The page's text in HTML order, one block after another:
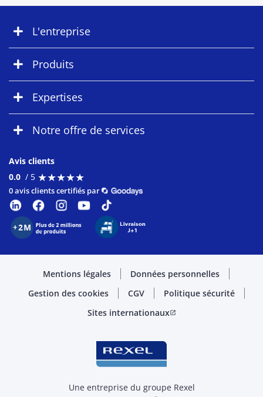
L'entreprise
Produits
Expertises
Notre offre de services
Avis clients
0.0 / 5 ★★★★★
★★★★★
0 avis clients certifiés par
Mentions légales
Données personnelles
Gestion des cookies
CGV
Politique sécurité
Sites internationauxopen_in_new
Une entreprise du groupe Rexel